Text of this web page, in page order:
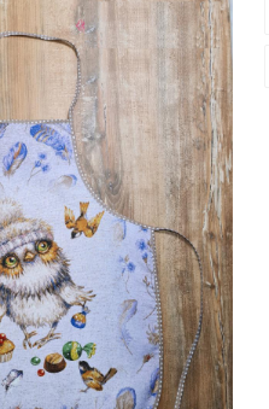
E-mail: ecolan37@mail.ru
Пункт выдачи: Россия,153025
Дзержинского, д.39
Пн-Пт : с 08:00 до 17:00
Сб, Вс : выходной
Заказы с сайта принимаются